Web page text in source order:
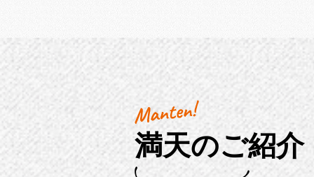
満天のご紹介